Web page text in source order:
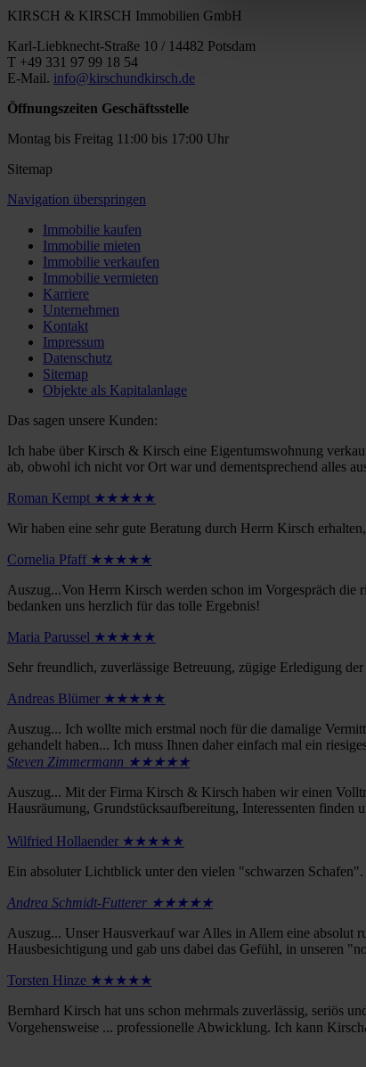
KIRSCH & KIRSCH Immobilien GmbH
Karl-Liebknecht-Straße 10 / 14482 Potsdam
T +49 331 97 99 18 54
E-Mail. info@kirschundkirsch.de
Öffnungszeiten Geschäftsstelle
Montag bis Freitag 11:00 bis 17:00 Uhr
Sitemap
Navigation überspringen
Immobilie kaufen
Immobilie mieten
Immobilie verkaufen
Immobilie vermieten
Karriere
Unternehmen
Kontakt
Impressum
Datenschutz
Sitemap
Objekte als Kapitalanlage
Das sagen unsere Kunden:
Ich habe über Kirsch & Kirsch eine Eigentumswohnung
ab, obwohl ich nicht vor Ort war und dementsprechend alles
Roman Kempt ★★★★★
Wir haben eine sehr gute Beratung durch Herrn Kirsch
Cornelia Pfaff ★★★★★
Auszug...Von Herrn Kirsch werden schon im Vorgespräch
bedanken uns herzlich für das tolle Ergebnis!
Maria Parussel ★★★★★
Sehr freundlich, zuverlässige Betreuung, zügige Erledigung
Andreas Blümer ★★★★★
Auszug... Ich wollte mich erstmal noch für die damalige
gehandelt haben... Ich muss Ihnen daher einfach mal ein
Steven Zimmermann ★★★★★
Auszug... Mit der Firma Kirsch & Kirsch haben wir einen
Hausräumung, Grundstücksaufbereitung, Interessenten
Wilfried Hollaender ★★★★★
Ein absoluter Lichtblick unter den vielen "schwarzen
Andrea Schmidt-Futterer ★★★★★
Auszug... Unser Hausverkauf war Alles in Allem eine absolut
Hausbesichtigung und gab uns dabei das Gefühl, in unseren
Torsten Hinze ★★★★★
Bernhard Kirsch hat uns schon mehrmals zuverlässig, seriös
Vorgehensweise ... professionelle Abwicklung. Ich kann